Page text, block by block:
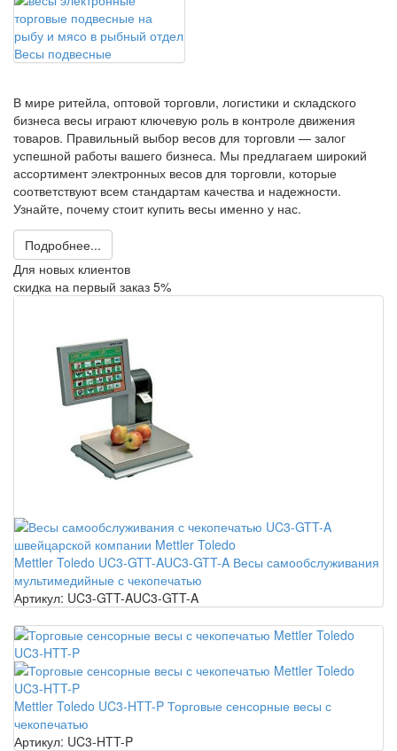
Весы подвесные
В мире ритейла, оптовой торговли, логистики и складского
бизнеса весы играют ключевую роль в контроле движения
товаров. Правильный выбор весов для торговли — залог
успешной работы вашего бизнеса. Мы предлагаем широкий
ассортимент электронных весов для торговли, которые
соответствуют всем стандартам качества и надежности.
Узнайте, почему стоит купить весы именно у нас.
Подробнее...
Для новых клиентов
скидка на первый заказ 5%
Mettler Toledo UC3-GTT-AUC3-GTT-A Весы самообслуживания
мультимедийные с чекопечатью
Артикул: UC3-GTT-AUC3-GTT-A
Mettler Toledo UC3-HTT-P Торговые сенсорные весы с
чекопечатью
Артикул: UC3-HTT-P